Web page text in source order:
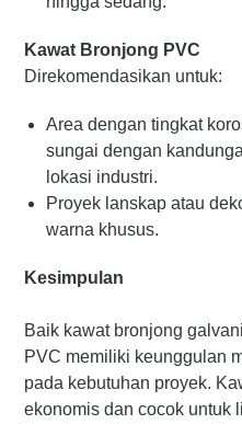
Kawat Bronjong PVC
Direkomendasikan untuk:
Area dengan tingkat
sungai dengan
lokasi industri.
Proyek lanskap atau
warna khusus.
Kesimpulan
Baik kawat bronjong
PVC memiliki keunggulan
pada kebutuhan proyek.
ekonomis dan cocok untuk